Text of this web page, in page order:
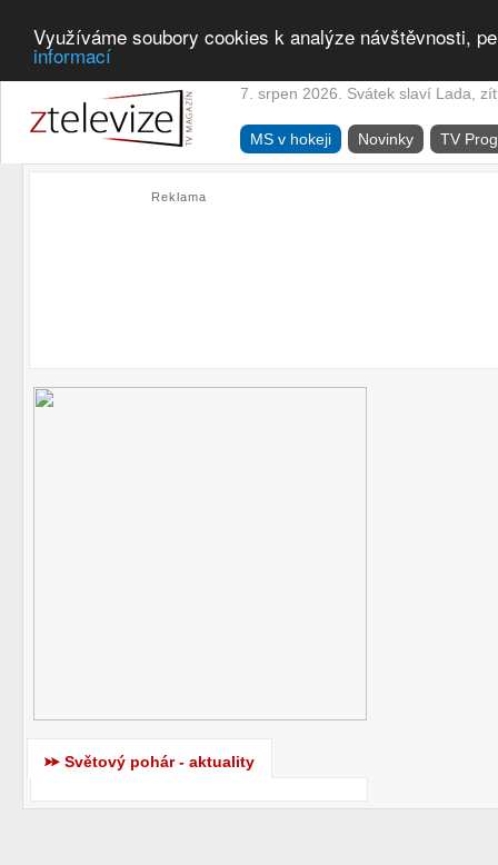
Využíváme soubory cookies k analýze návštěvnosti,
informací
7. srpen 2026. Svátek slaví Lada,
MS v hokeji Novinky TV
Reklama
Světový pohár - aktuality